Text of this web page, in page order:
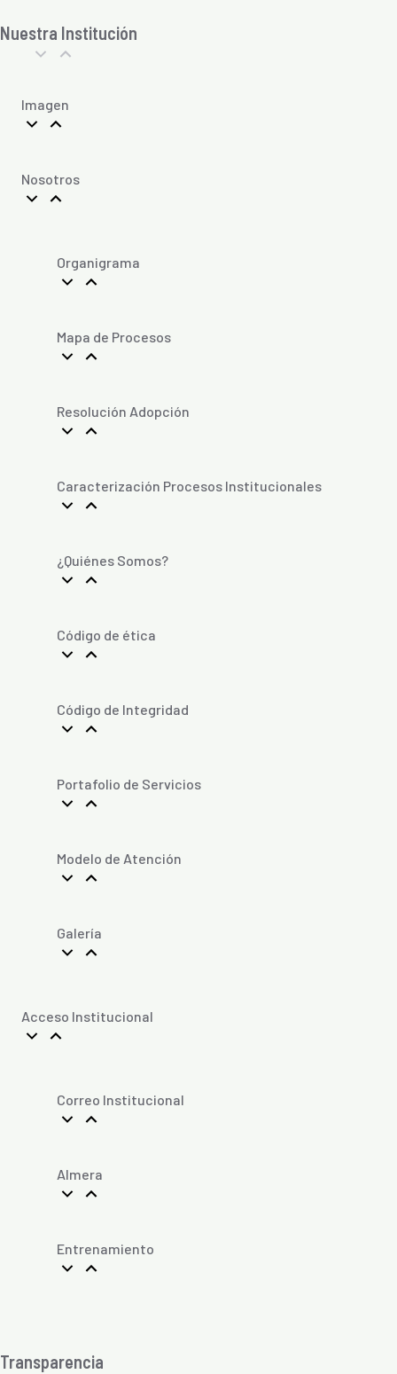
Nuestra Institución
Imagen
Nosotros
Organigrama
Mapa de Procesos
Resolución Adopción
Caracterización Procesos Institucionales
¿Quiénes Somos?
Código de ética
Código de Integridad
Portafolio de Servicios
Modelo de Atención
Galería
Acceso Institucional
Correo Institucional
Almera
Entrenamiento
Transparencia